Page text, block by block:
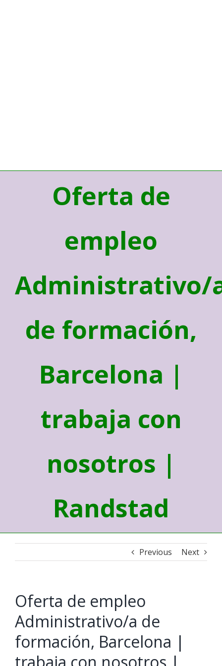
Oferta de
empleo
Administrativo/
de formación,
Barcelona |
trabaja con
nosotros |
Randstad
Previous Next
Oferta de empleo
Administrativo/a de
formación, Barcelona |
trabaja con nosotros |